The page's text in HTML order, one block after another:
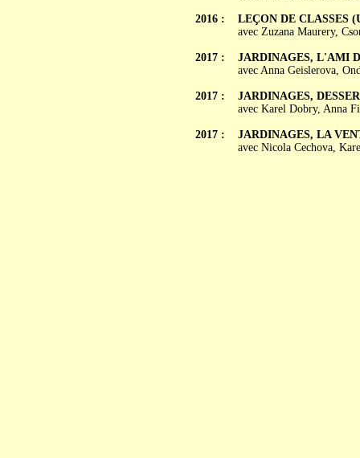
2016 :
2017 :
2017 :
2017 :
LEÇON DE CLASSES
avec Zuzana Maurery,
JARDINAGES, L'AMI
avec Anna Geislerova,
JARDINAGES,
avec Karel Dobry, Anna
JARDINAGES, LA
avec Nicola Cechova,